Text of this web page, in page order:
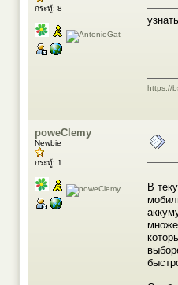
กระทู้: 8
https://
poweClemy
Newbie
กระทู้: 1
В